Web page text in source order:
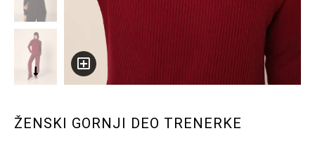
ŽENSKI GORNJI DEO TRENERKE